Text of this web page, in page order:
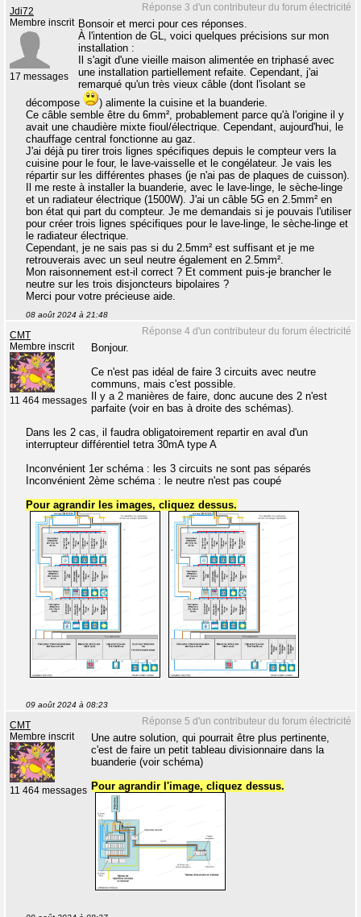
Réponse 3 d'un contributeur du forum électricité
Jdi72
Membre inscrit
17 messages
Bonsoir et merci pour ces réponses.
À l'intention de GL, voici quelques précisions sur mon
installation :
Il s'agit d'une vieille maison alimentée en triphasé avec
une installation partiellement refaite. Cependant, j'ai
remarqué qu'un très vieux câble (dont l'isolant se
décompose
) alimente la cuisine et la buanderie.
Ce câble semble être du 6mm², probablement parce qu'à l'origine il y
avait une chaudière mixte fioul/électrique. Cependant, aujourd'hui, le
chauffage central fonctionne au gaz.
J'ai déjà pu tirer trois lignes spécifiques depuis le compteur vers la
cuisine pour le four, le lave-vaisselle et le congélateur. Je vais les
répartir sur les différentes phases (je n'ai pas de plaques de cuisson).
Il me reste à installer la buanderie, avec le lave-linge, le sèche-linge
et un radiateur électrique (1500W). J'ai un câble 5G en 2.5mm² en
bon état qui part du compteur. Je me demandais si je pouvais l'utiliser
pour créer trois lignes spécifiques pour le lave-linge, le sèche-linge et
le radiateur électrique.
Cependant, je ne sais pas si du 2.5mm² est suffisant et je me
retrouverais avec un seul neutre également en 2.5mm².
Mon raisonnement est-il correct ? Et comment puis-je brancher le
neutre sur les trois disjoncteurs bipolaires ?
Merci pour votre précieuse aide.
08 août 2024 à 21:48
Réponse 4 d'un contributeur du forum électricité
CMT
Membre inscrit
11 464 messages
Bonjour.
Ce n'est pas idéal de faire 3 circuits avec neutre
communs, mais c'est possible.
Il y a 2 manières de faire, donc aucune des 2 n'est
parfaite (voir en bas à droite des schémas).
Dans les 2 cas, il faudra obligatoirement repartir en aval d'un
interrupteur différentiel tetra 30mA type A
Inconvénient 1er schéma : les 3 circuits ne sont pas séparés
Inconvénient 2ème schéma : le neutre n'est pas coupé
Pour agrandir les images, cliquez dessus.
09 août 2024 à 08:23
Réponse 5 d'un contributeur du forum électricité
CMT
Membre inscrit
11 464 messages
Une autre solution, qui pourrait être plus pertinente,
c'est de faire un petit tableau divisionnaire dans la
buanderie (voir schéma)
Pour agrandir l'image, cliquez dessus.